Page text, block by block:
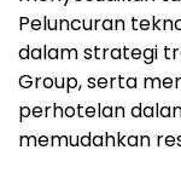
Peluncuran
dalam strategi
Group, serta
perhotelan
memudahkan